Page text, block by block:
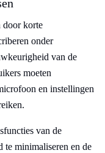
door korte
onder
van de
moeten
en instellingen
van de
te minimaliseren en de